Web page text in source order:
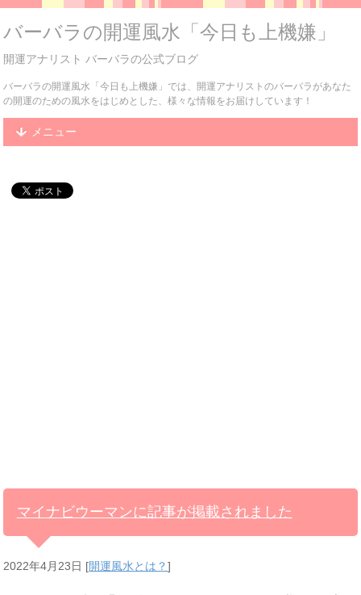
バーバラの開運風水「今日も上機嫌」
開運アナリスト バーバラの公式ブログ
バーバラの開運風水「今日も上機嫌」では、開運アナリストのバーバラがあなた
の開運のための風水をはじめとした、様々な情報をお届けしています！
メニュー
マイナビウーマンに記事が掲載されました
2022年4月23日 [開運風水とは？]